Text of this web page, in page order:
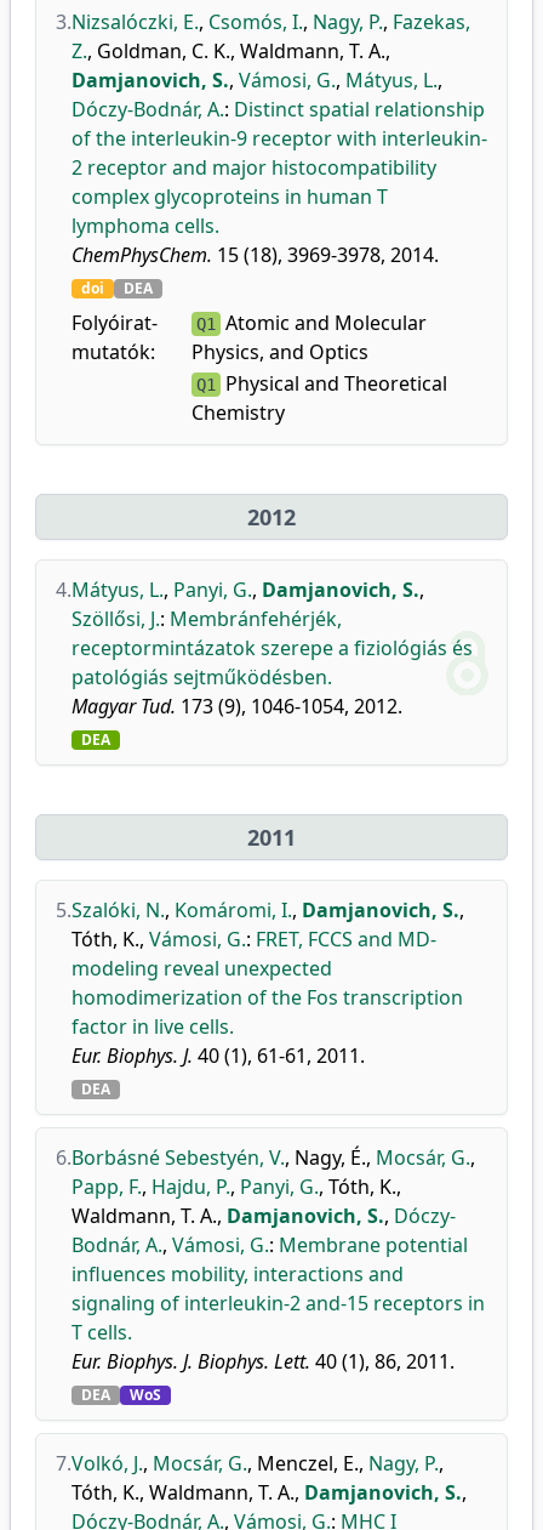
3.Nizsalóczki, E., Csomós, I., Nagy, P., Fazekas,
Z., Goldman, C. K., Waldmann, T. A.,
Damjanovich, S., Vámosi, G., Mátyus, L.,
Dóczy-Bodnár, A.: Distinct spatial relationship
of the interleukin-9 receptor with interleukin-
2 receptor and major histocompatibility
complex glycoproteins in human T
lymphoma cells.
ChemPhysChem. 15 (18), 3969-3978, 2014.
doi DEA
Folyóirat-
mutatók:
Q1
Atomic and Molecular
Physics, and Optics
Q1
Physical and Theoretical
Chemistry
2012
4.Mátyus, L., Panyi, G., Damjanovich, S.,
Szöllősi, J.: Membránfehérjék,
receptormintázatok szerepe a fiziológiás és
patológiás sejtműködésben.
Magyar Tud. 173 (9), 1046-1054, 2012.
DEA
2011
5.Szalóki, N., Komáromi, I., Damjanovich, S.,
Tóth, K., Vámosi, G.: FRET, FCCS and MD-
modeling reveal unexpected
homodimerization of the Fos transcription
factor in live cells.
Eur. Biophys. J. 40 (1), 61-61, 2011.
DEA
6.Borbásné Sebestyén, V., Nagy, É., Mocsár, G.,
Papp, F., Hajdu, P., Panyi, G., Tóth, K.,
Waldmann, T. A., Damjanovich, S., Dóczy-
Bodnár, A., Vámosi, G.: Membrane potential
influences mobility, interactions and
signaling of interleukin-2 and-15 receptors in
T cells.
Eur. Biophys. J. Biophys. Lett. 40 (1), 86, 2011.
DEA WoS
7.Volkó, J., Mocsár, G., Menczel, E., Nagy, P.,
Tóth, K., Waldmann, T. A., Damjanovich, S.,
Dóczy-Bodnár, A., Vámosi, G.: MHC I